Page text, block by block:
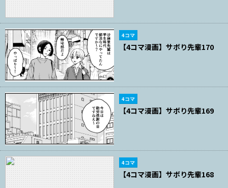
4コマ
【4コマ漫画】サボり先輩170
4コマ
【4コマ漫画】サボり先輩169
4コマ
【4コマ漫画】サボり先輩168